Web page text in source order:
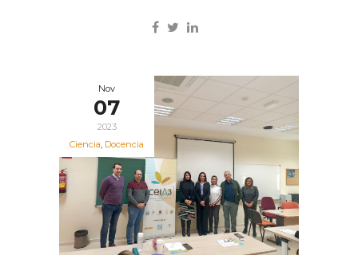
Nov
07
2023
Ciencia, Docencia